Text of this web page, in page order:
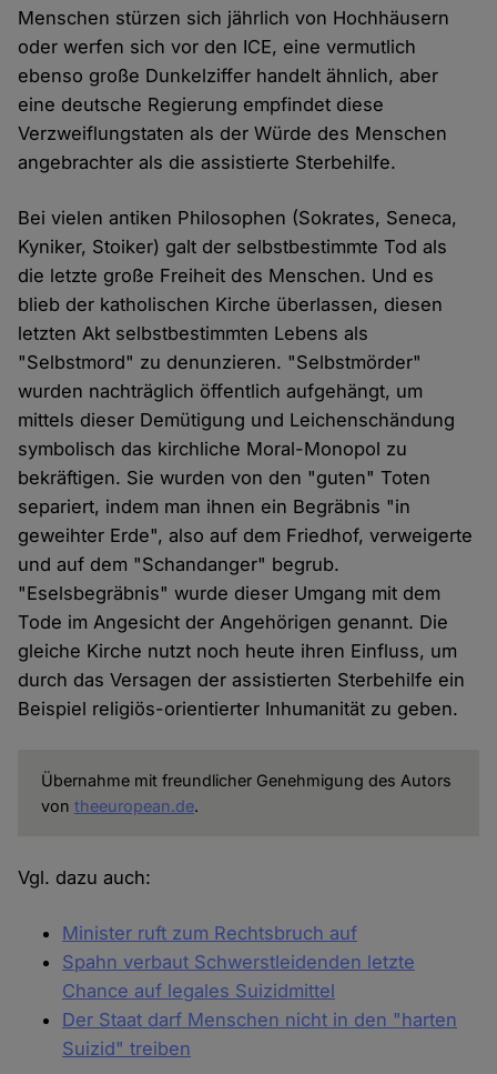
Menschen stürzen sich jährlich von Hochhäusern
oder werfen sich vor den ICE, eine vermutlich
ebenso große Dunkelziffer handelt ähnlich, aber
eine deutsche Regierung empfindet diese
Verzweiflungstaten als der Würde des Menschen
angebrachter als die assistierte Sterbehilfe.
Bei vielen antiken Philosophen (Sokrates, Seneca,
Kyniker, Stoiker) galt der selbstbestimmte Tod als
die letzte große Freiheit des Menschen. Und es
blieb der katholischen Kirche überlassen, diesen
letzten Akt selbstbestimmten Lebens als
"Selbstmord" zu denunzieren. "Selbstmörder"
wurden nachträglich öffentlich aufgehängt, um
mittels dieser Demütigung und Leichenschändung
symbolisch das kirchliche Moral-Monopol zu
bekräftigen. Sie wurden von den "guten" Toten
separiert, indem man ihnen ein Begräbnis "in
geweihter Erde", also auf dem Friedhof, verweigerte
und auf dem "Schandanger" begrub.
"Eselsbegräbnis" wurde dieser Umgang mit dem
Tode im Angesicht der Angehörigen genannt. Die
gleiche Kirche nutzt noch heute ihren Einfluss, um
durch das Versagen der assistierten Sterbehilfe ein
Beispiel religiös-orientierter Inhumanität zu geben.
Übernahme mit freundlicher Genehmigung des Autors
von theeuropean.de.
Vgl. dazu auch:
Minister ruft zum Rechtsbruch auf
Spahn verbaut Schwerstleidenden letzte
Chance auf legales Suizidmittel
Der Staat darf Menschen nicht in den "harten
Suizid" treiben